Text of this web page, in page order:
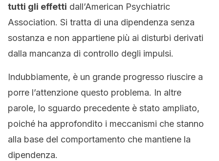
tutti gli effetti dall’American Psychiatric
Association. Si tratta di una dipendenza senza
sostanza e non appartiene più ai disturbi derivati
dalla mancanza di controllo degli impulsi.
Indubbiamente, è un grande progresso riuscire a
porre l’attenzione questo problema. In altre
parole, lo sguardo precedente è stato ampliato,
poiché ha approfondito i meccanismi che stanno
alla base del comportamento che mantiene la
dipendenza.